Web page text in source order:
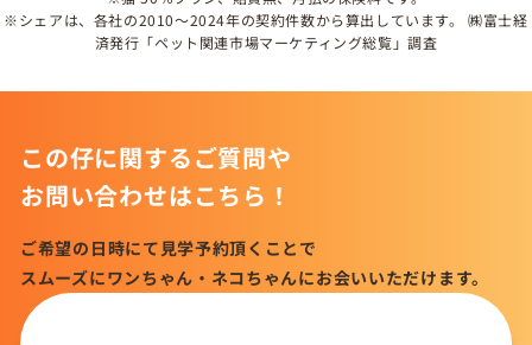
※シェアは、各社の2010～2024年の契約件数から算出しています。 ㈱富士経
済発行「ペット関連市場マーケティング総覧」調査
この仔に関するご質問や
お問い合わせはこちら！
ご希望の日時にて見学予約頂くことで
スムーズにワンちゃん・ネコちゃんにお会いいただけます。